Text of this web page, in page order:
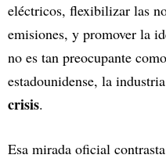
eléctricos, flexibilizar las
emisiones, y promover la
no es tan preocupante
estadounidense, la
crisis.
Esa mirada oficial